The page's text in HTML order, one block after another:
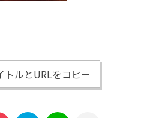
トルとURLをコピー